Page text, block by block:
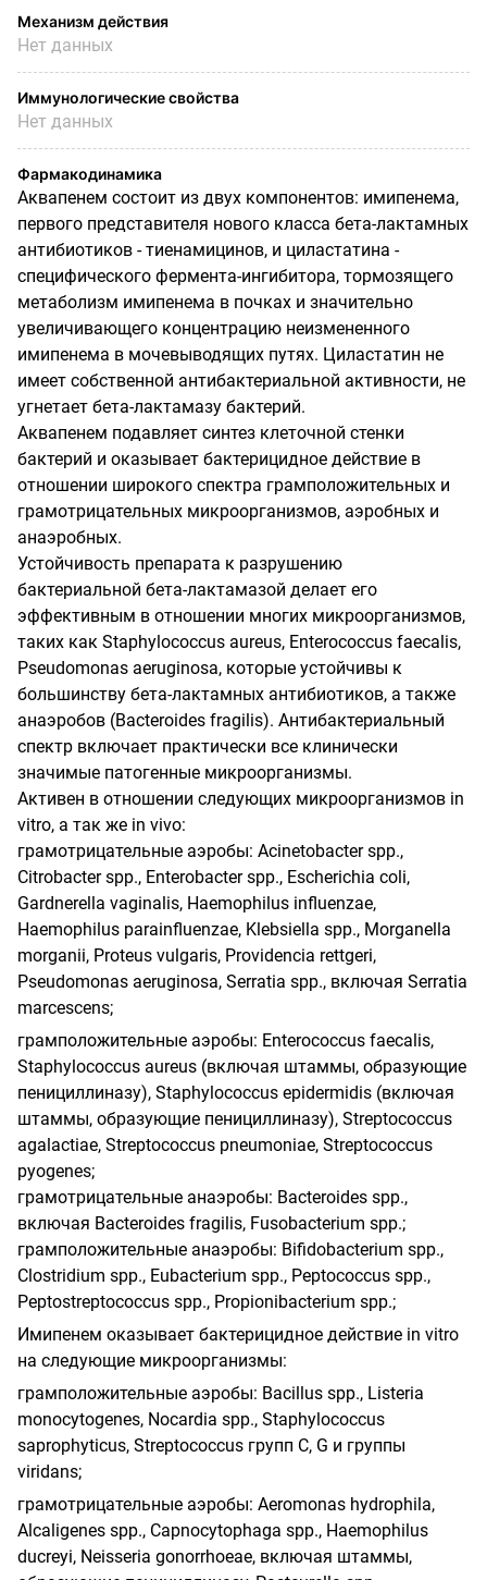
Механизм действия
Нет данных
Иммунологические свойства
Нет данных
Фармакодинамика
Аквапенем состоит из двух компонентов: имипенема,
первого представителя нового класса бета-лактамных
антибиотиков - тиенамицинов, и циластатина -
специфического фермента-ингибитора, тормозящего
метаболизм имипенема в почках и значительно
увеличивающего концентрацию неизмененного
имипенема в мочевыводящих путях. Циластатин не
имеет собственной антибактериальной активности, не
угнетает бета-лактамазу бактерий.
Аквапенем подавляет синтез клеточной стенки
бактерий и оказывает бактерицидное действие в
отношении широкого спектра грамположительных и
грамотрицательных микроорганизмов, аэробных и
анаэробных.
Устойчивость препарата к разрушению
бактериальной бета-лактамазой делает его
эффективным в отношении многих микроорганизмов,
таких как Staphylococcus aureus, Enterococcus faecalis,
Pseudomonas aeruginosa, которые устойчивы к
большинству бета-лактамных антибиотиков, а также
анаэробов (Bacteroides fragilis). Антибактериальный
спектр включает практически все клинически
значимые патогенные микроорганизмы.
Активен в отношении следующих микроорганизмов in
vitro, а так же in vivo:
грамотрицательные аэробы: Acinetobacter spp.,
Citrobacter spp., Enterobacter spp., Escherichia coli,
Gardnerella vaginalis, Haemophilus influenzae,
Haemophilus parainfluenzae, Klebsiella spp., Morganella
morganii, Proteus vulgaris, Providencia rettgeri,
Pseudomonas aeruginosa, Serratia spp., включая Serratia
marcescens;
грамположительные аэробы: Enterococcus faecalis,
Staphylococcus aureus (включая штаммы, образующие
пенициллиназу), Staphylococcus epidermidis (включая
штаммы, образующие пенициллиназу), Streptococcus
agalactiae, Streptococcus pneumoniae, Streptococcus
pyogenes;
грамотрицательные анаэробы: Bacteroides spp.,
включая Bacteroides fragilis, Fusobacterium spp.;
грамположительные анаэробы: Bifidobacterium spp.,
Clostridium spp., Eubacterium spp., Peptococcus spp.,
Peptostreptococcus spp., Propionibacterium spp.;
Имипенем оказывает бактерицидное действие in vitro
на следующие микроорганизмы:
грамположительные аэробы: Bacillus spp., Listeria
monocytogenes, Nocardia spp., Staphylococcus
saprophyticus, Streptococcus групп С, G и группы
viridans;
грамотрицательные аэробы: Aeromonas hydrophila,
Alcaligenes spp., Capnocytophaga spp., Haemophilus
ducreyi, Neisseria gonorrhoeae, включая штаммы,